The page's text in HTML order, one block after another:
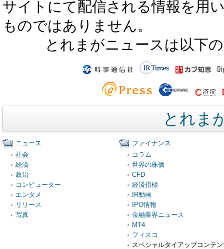
サイトにて配信される情報を用
ものではありません。
とれまがニュースは以下
とれま
ニュース
社会
経済
政治
コンピューター
エンタメ
リリース
写真
ファイナンス
コラム
世界の株価
CFD
経済指標
IR動画
IPO情報
金融業界ニュース
MT4
フィスコ
スペシャルタイアップコンテ